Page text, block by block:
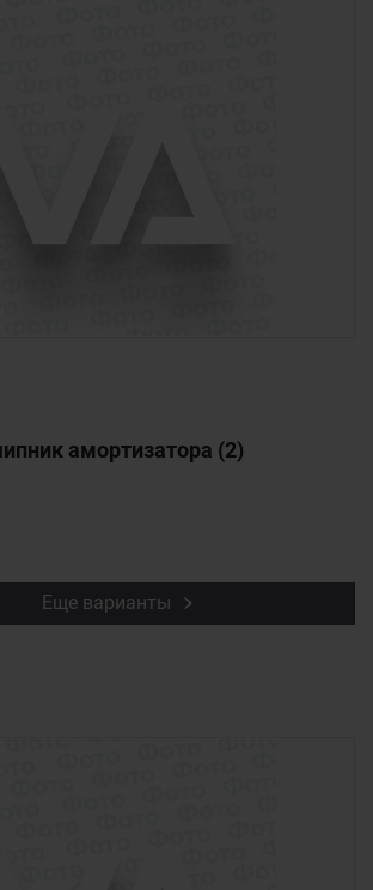
амортизатора (2)
Еще варианты